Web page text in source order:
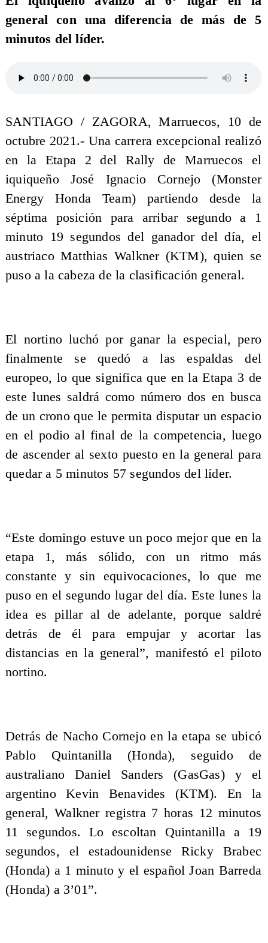
general con una diferencia de más de 5
minutos del líder.
SANTIAGO / ZAGORA, Marruecos, 10 de
octubre 2021.- Una carrera excepcional realizó
en la Etapa 2 del Rally de Marruecos el
iquiqueño José Ignacio Cornejo (Monster
Energy Honda Team) partiendo desde la
séptima posición para arribar segundo a 1
minuto 19 segundos del ganador del día, el
austriaco Matthias Walkner (KTM), quien se
puso a la cabeza de la clasificación general.
El nortino luchó por ganar la especial, pero
finalmente se quedó a las espaldas del
europeo, lo que significa que en la Etapa 3 de
este lunes saldrá como número dos en busca
de un crono que le permita disputar un espacio
en el podio al final de la competencia, luego
de ascender al sexto puesto en la general para
quedar a 5 minutos 57 segundos del líder.
“Este domingo estuve un poco mejor que en la
etapa 1, más sólido, con un ritmo más
constante y sin equivocaciones, lo que me
puso en el segundo lugar del día. Este lunes la
idea es pillar al de adelante, porque saldré
detrás de él para empujar y acortar las
distancias en la general”, manifestó el piloto
nortino.
Detrás de Nacho Cornejo en la etapa se ubicó
Pablo Quintanilla (Honda), seguido de
australiano Daniel Sanders (GasGas) y el
argentino Kevin Benavides (KTM). En la
general, Walkner registra 7 horas 12 minutos
11 segundos. Lo escoltan Quintanilla a 19
segundos, el estadounidense Ricky Brabec
(Honda) a 1 minuto y el español Joan Barreda
(Honda) a 3’01”.